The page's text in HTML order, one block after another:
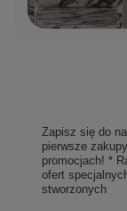
Zapisz się do
pierwsze
promocjach! *
ofert
stworzonych